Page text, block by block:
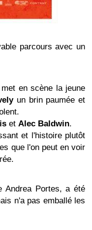
parcours avec un
en scène la jeune
un brin paumée et
et Alec Baldwin.
et l'histoire plutôt
que l'on peut en voir
Andrea Portes, a été
n'a pas emballé les